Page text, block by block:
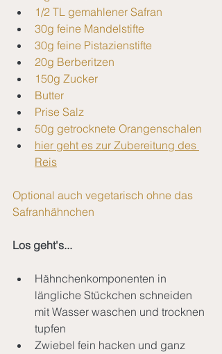
1/2 TL gemahlener Safran
30g feine Mandelstifte
30g feine Pistazienstifte
20g Berberitzen
150g Zucker
Butter
Prise Salz
50g getrocknete Orangenschalen
hier geht es zur Zubereitung des
Reis
Optional auch vegetarisch ohne das
Safranhähnchen
Los geht's...
Hähnchenkomponenten in
längliche Stückchen schneiden
mit Wasser waschen und trocknen
tupfen
Zwiebel fein hacken und ganz